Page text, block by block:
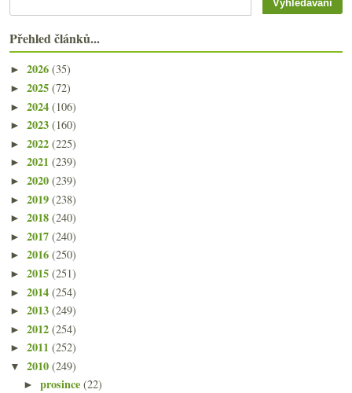
Přehled článků...
► 2026 (35)
► 2025 (72)
► 2024 (106)
► 2023 (160)
► 2022 (225)
► 2021 (239)
► 2020 (239)
► 2019 (238)
► 2018 (240)
► 2017 (240)
► 2016 (250)
► 2015 (251)
► 2014 (254)
► 2013 (249)
► 2012 (254)
► 2011 (252)
▼ 2010 (249)
►prosince(22)